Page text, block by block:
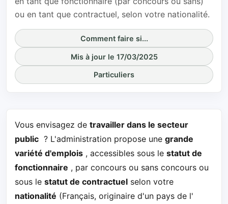
ou en tant que contractuel, selon votre nationalité.
Comment faire si...
Mis à jour le 17/03/2025
Particuliers
Vous envisagez de travailler dans le secteur
public ? L'administration propose une grande
variété d'emplois , accessibles sous le statut de
fonctionnaire , par concours ou sans concours ou
sous le statut de contractuel selon votre
nationalité (Français, originaire d'un pays de l'